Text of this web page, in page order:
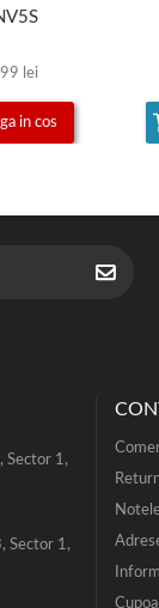
lei
in cos
Sector 1,
Sector 1,